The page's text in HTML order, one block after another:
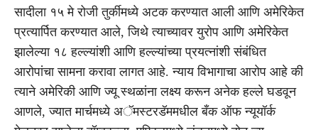
सादीला १५ मे रोजी तुर्कीमध्ये अटक करण्यात आली आणि अमेरिकेत
प्रत्यार्पित करण्यात आले, जिथे त्याच्यावर युरोप आणि अमेरिकेत
झालेल्या १८ हल्ल्यांशी आणि हल्ल्यांच्या प्रयत्नांशी संबंधित
आरोपांचा सामना करावा लागत आहे. न्याय विभागाचा आरोप आहे की
त्याने अमेरिकी आणि ज्यू स्थळांना लक्ष्य करून अनेक हल्ले घडवून
आणले, ज्यात मार्चमध्ये अॅमस्टरडॅममधील बँक ऑफ न्यूयॉर्क